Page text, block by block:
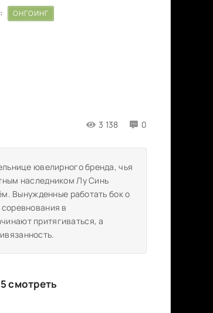
3 138 0
ОНГОИНГ
ювелирного бренда, чья
наследником Лу Синь
Вынужденные работать бок о
в
притягиваться, а
смотреть